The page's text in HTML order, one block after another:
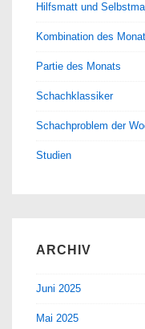
Hilfsmatt und
Kombination des
Partie des Monats
Schachklassiker
Schachproblem der
Studien
ARCHIV
Juni 2025
Mai 2025